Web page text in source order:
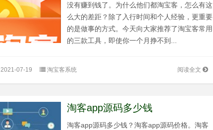
没有赚到钱了。为什么他们都淘宝客，怎么有这
么大的差距？除了入行时间和个人经验，更重要
的是做事的方式。今天向大家推荐了淘宝客常用
的三款工具，即使你一个月挣不到...
阅读全文
2021-07-19 淘宝客系统
淘客app源码多少钱
淘客app源码多少钱？淘客app源码价格。淘客